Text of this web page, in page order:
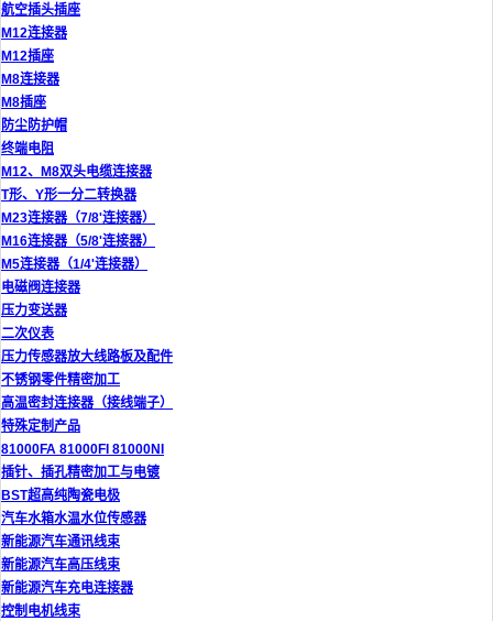
航空插头插座
M12连接器
M12插座
M8连接器
M8插座
防尘防护帽
终端电阻
M12、M8双头电缆连接器
T形、Y形一分二转换器
M23连接器（7/8'连接器）
M16连接器（5/8'连接器）
M5连接器（1/4'连接器）
电磁阀连接器
压力变送器
二次仪表
压力传感器放大线路板及配件
不锈钢零件精密加工
高温密封连接器（接线端子）
特殊定制产品
81000FA 81000FI 81000NI
插针、插孔精密加工与电镀
BST超高纯陶瓷电极
汽车水箱水温水位传感器
新能源汽车通讯线束
新能源汽车高压线束
新能源汽车充电连接器
控制电机线束